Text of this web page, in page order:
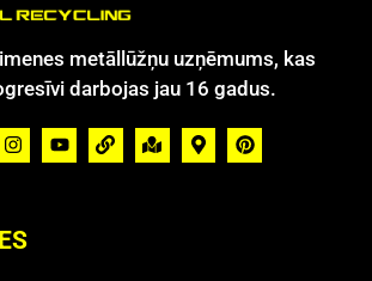
metāllūžņu uzņēmums, kas
darbojas jau 16 gadus.